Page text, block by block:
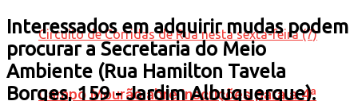
Campo Mourão abre inscrições para a 4ª
Interessados em adquirir mudas podem
procurar a Secretaria do Meio
Ambiente (Rua Hamilton Tavela
Borges, 159 - Jardim Albuquerque).